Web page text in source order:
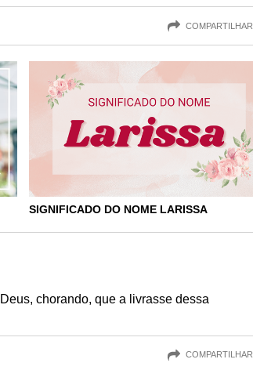
COMPARTILHAR
SIGNIFICADO DO NOME LARISSA
chorando, que a livrasse dessa
COMPARTILHAR